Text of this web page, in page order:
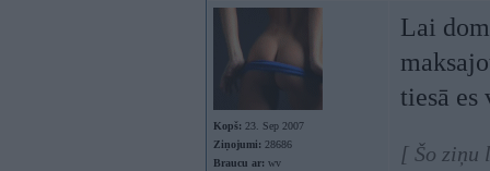
Kopš: 23. Sep 2007
Ziņojumi: 28686
Braucu ar: wv
Lai
tiesā
[ Šo ziņu